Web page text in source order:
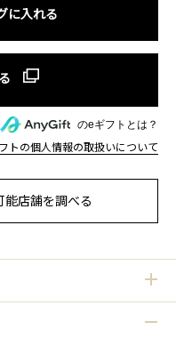
に入れる
のeギフトとは？
トの個人情報の取扱いについて
店舗を調べる